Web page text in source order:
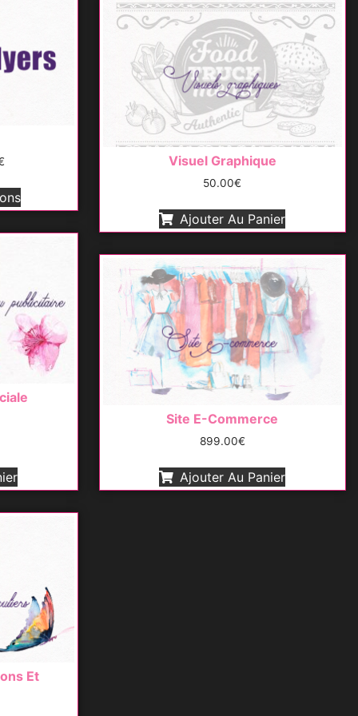
Visuel Graphique
50.00€
Ajouter Au Panier
Site E-Commerce
899.00€
Ajouter Au Panier
Et